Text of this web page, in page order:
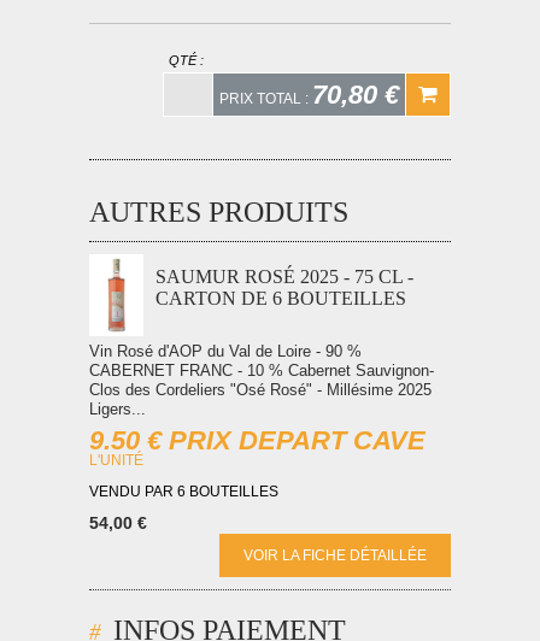
QTÉ :
PRIX TOTAL : 70,80 €
AUTRES PRODUITS
SAUMUR ROSÉ 2025 - 75 CL -
CARTON DE 6 BOUTEILLES
Vin Rosé d'AOP du Val de Loire - 90 %
CABERNET FRANC - 10 % Cabernet Sauvignon-
Clos des Cordeliers "Osé Rosé" - Millésime 2025
Ligers...
9.50 € PRIX DEPART CAVE
L'UNITÉ
VENDU PAR 6 BOUTEILLES
54,00 €
VOIR LA FICHE DÉTAILLÉE
INFOS PAIEMENT